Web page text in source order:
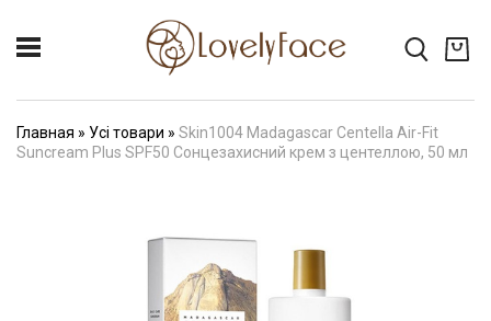
Главная » Усі товари » Skin1004 Madagascar Centella Air-Fit
Suncream Plus SPF50 Сонцезахисний крем з центеллою, 50 мл